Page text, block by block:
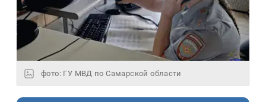
фото: ГУ МВД по Самарской области